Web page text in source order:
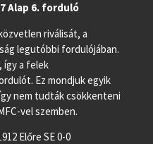
Alap 6. forduló
riválisát, a
legutóbbi fordulójában.
így a felek
Ez mondjuk egyik
nem tudták csökkenteni
vel szemben.
Előre SE 0-0